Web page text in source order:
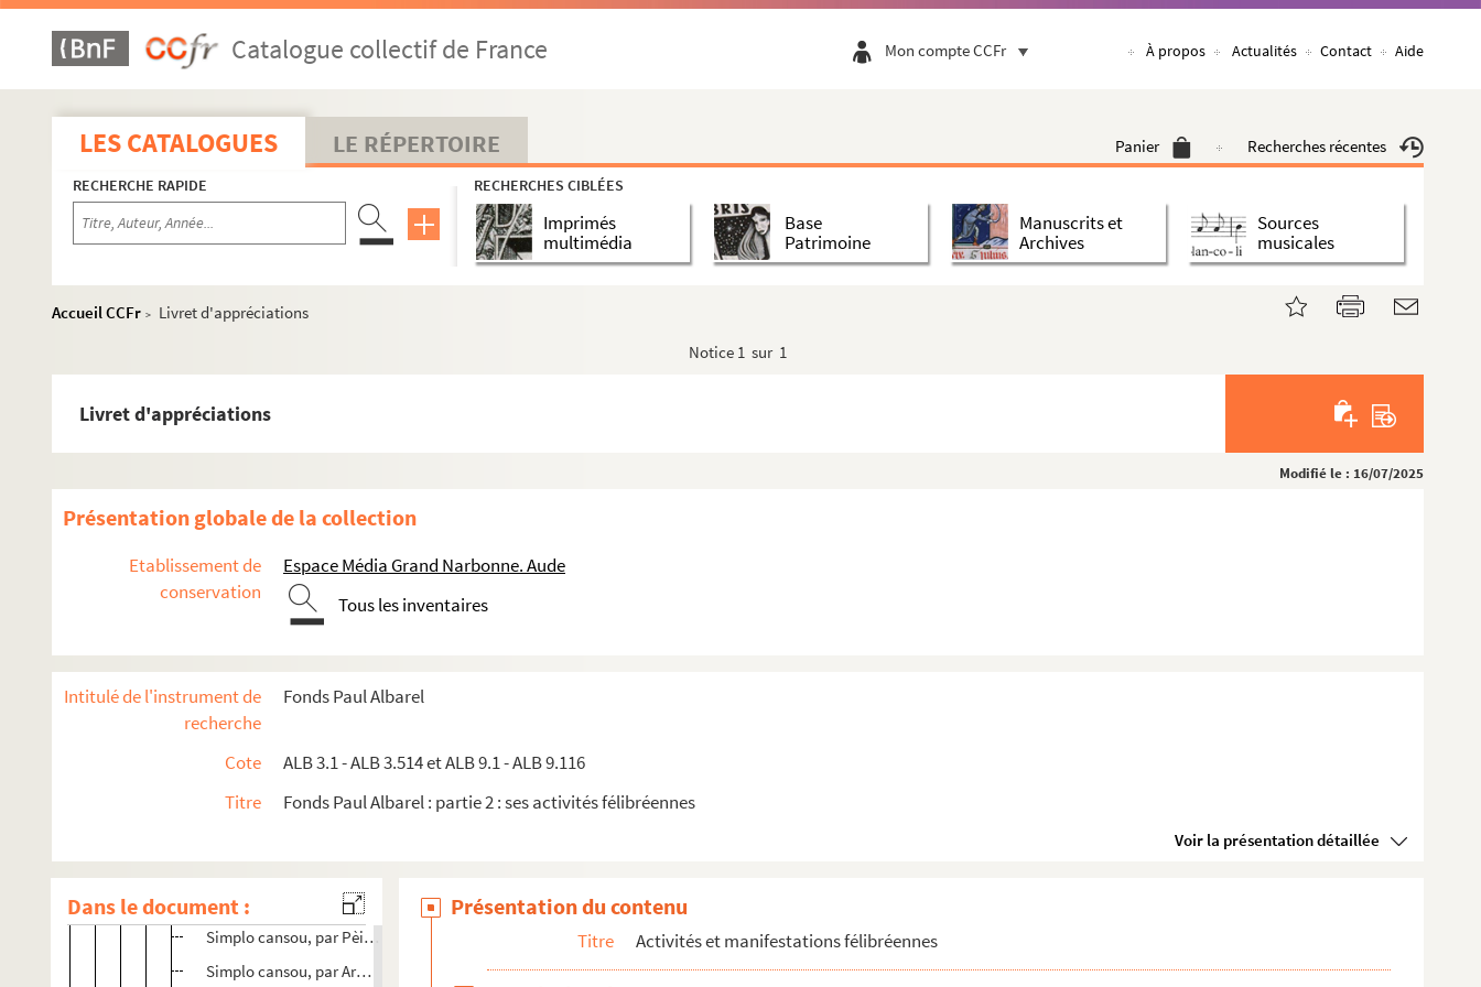
Catalogue collectif de France Mon compte CCFr À propos Actualités Contact Aide
LES CATALOGUES LE RÉPERTOIRE Panier Recherches récentes
RECHERCHE RAPIDE RECHERCHES CIBLÉES
Imprimés
multimédia
Base
Patrimoine
Manuscrits et
Archives
Sources
musicales
Accueil CCFr >
Livret d'appréciations
Notice 1 sur 1
Livret d'appréciations
Modifié le : 16/07/2025
Présentation globale de la collection
Etablissement de
conservation
Espace Média Grand Narbonne. Aude
Tous les inventaires
Intitulé de l'instrument de
recherche
Fonds Paul Albarel
Cote
ALB 3.1 - ALB 3.514 et ALB 9.1 - ALB 9.116
Titre
Fonds Paul Albarel : partie 2 : ses activités félibréennes
Voir la présentation détaillée
Dans le document :
Activités et manifestations félibréennes
ALB 3.1. Carte de Félibre de Paul Albarel (Escolo Moundino)
L'association "La Cigalo narbouneso"
Jeux floraux de la Cigalo narbouneso
ALB 3.15. Jeux floraux (1922)
Poésie
Chansons et partitions musicales
Lou que rumo las cillos !
Commentaires sur les oeuvres envoyées
Fiche nominale au nom de Daniso Mendre
Chi-lo sa, par J. Marseillac
Simplo cansou, par V. Sizes
Simplo cansou, par Pèire Beglioli
Simplo cansou, par Armand Danel
Présentation du contenu
Titre Activités et manifestations félibréennes